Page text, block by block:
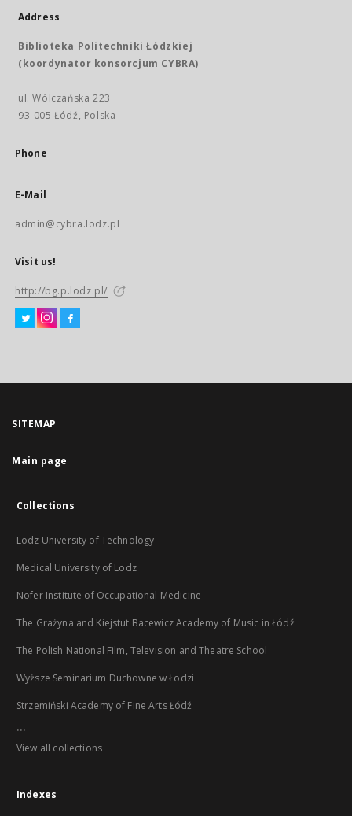
Address
Biblioteka Politechniki Łódzkiej
(koordynator konsorcjum CYBRA)
ul. Wólczańska 223
93-005 Łódź, Polska
Phone
E-Mail
admin@cybra.lodz.pl
Visit us!
http://bg.p.lodz.pl/
SITEMAP
Main page
Collections
Lodz University of Technology
Medical University of Lodz
Nofer Institute of Occupational Medicine
The Grażyna and Kiejstut Bacewicz Academy of Music in Łódź
The Polish National Film, Television and Theatre School
Wyższe Seminarium Duchowne w Łodzi
Strzemiński Academy of Fine Arts Łódź
...
View all collections
Indexes